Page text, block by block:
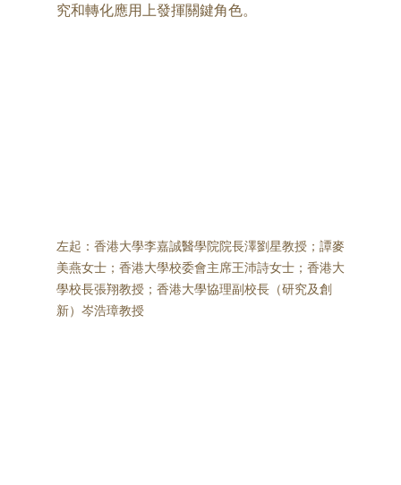
究和轉化應用上發揮關鍵角色。
左起：香港大學李嘉誠醫學院院長澤劉星教授；譚麥
美燕女士；香港大學校委會主席王沛詩女士；香港大
學校長張翔教授；香港大學協理副校長（研究及創
新）岑浩璋教授